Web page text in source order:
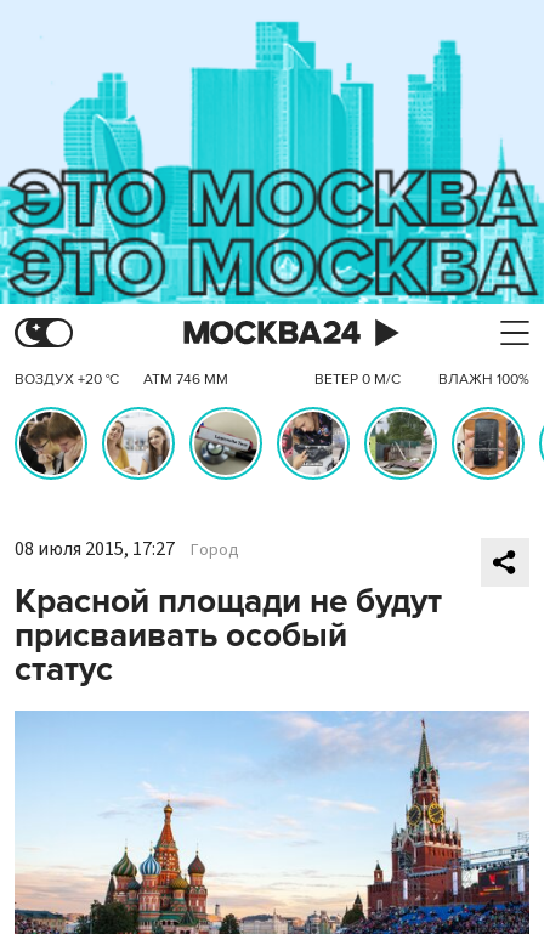
ВОЗДУХ +20 °C АТМ 746 ММ ВЕТЕР 0 М/С ВЛАЖН 100%
08 июля 2015, 17:27 Город
Красной площади не будут
присваивать особый
статус